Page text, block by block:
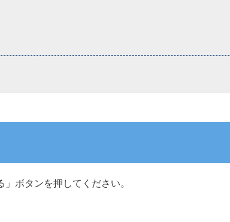
ボタンを押してください。